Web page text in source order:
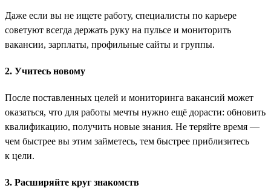
Даже если вы не ищете работу, специалисты по карьере
советуют всегда держать руку на пульсе и мониторить
вакансии, зарплаты, профильные сайты и группы.
2. Учитесь новому
После поставленных целей и мониторинга вакансий может
оказаться, что для работы мечты нужно ещё дорасти: обновить
квалификацию, получить новые знания. Не теряйте время —
чем быстрее вы этим займетесь, тем быстрее приблизитесь
к цели.
3. Расширяйте круг знакомств